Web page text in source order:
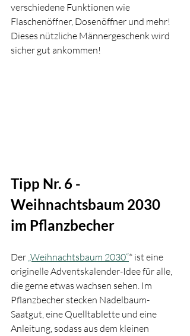
verschiedene Funktionen wie
Flaschenöffner, Dosenöffner und mehr!
Dieses nützliche Männergeschenk wird
sicher gut ankommen!
Tipp Nr. 6 -
Weihnachtsbaum 2030
im Pflanzbecher
Der „Weihnachtsbaum 2030“* ist eine
originelle Adventskalender-Idee für alle,
die gerne etwas wachsen sehen. Im
Pflanzbecher stecken Nadelbaum-
Saatgut, eine Quelltablette und eine
Anleitung, sodass aus dem kleinen